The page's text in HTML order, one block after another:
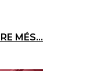
MÉS...